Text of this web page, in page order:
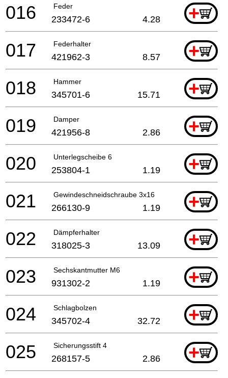
Feder +
016 233472-6 4.28
Federhalter +
017 421962-3 8.57
Hammer +
018 345701-6 15.71
Damper +
019 421956-8 2.86
Unterlegscheibe 6 +
020 253804-1 1.19
Gewindeschneidschraube 3x16 +
021 266130-9 1.19
Dämpferhalter +
022 318025-3 13.09
Sechskantmutter M6 +
023 931302-2 1.19
Schlagbolzen +
024 345702-4 32.72
Sicherungsstift 4 +
025 268157-5 2.86